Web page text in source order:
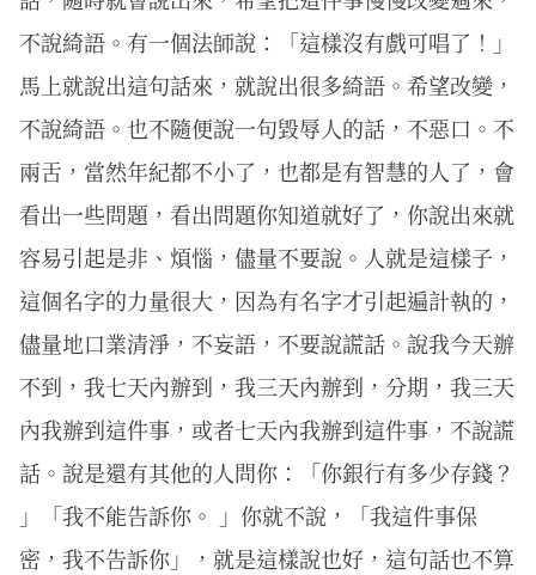
不說綺語。有一個法師說：「這樣沒有戲可唱了！」
馬上就說出這句話來，就說出很多綺語。希望改變，
不說綺語。也不隨便說一句毀辱人的話，不惡口。不
兩舌，當然年紀都不小了，也都是有智慧的人了，會
看出一些問題，看出問題你知道就好了，你說出來就
容易引起是非、煩惱，儘量不要說。人就是這樣子，
這個名字的力量很大，因為有名字才引起遍計執的，
儘量地口業清淨，不妄語，不要說謊話。說我今天辦
不到，我七天內辦到，我三天內辦到，分期，我三天
內我辦到這件事，或者七天內我辦到這件事，不說謊
話。說是還有其他的人問你：「你銀行有多少存錢？
」「我不能告訴你。 」你就不說，「我這件事保
密，我不告訴你」，就是這樣說也好，這句話也不算